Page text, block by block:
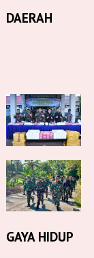
DAERAH
GAYA HIDUP